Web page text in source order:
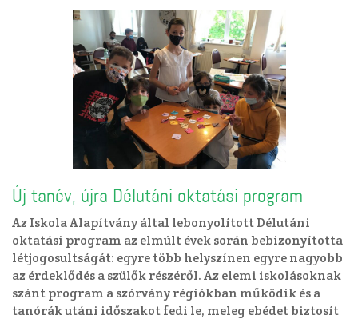
Új tanév, újra Délutáni oktatási program
Az Iskola Alapítvány által lebonyolított Délutáni
oktatási program az elmúlt évek során bebizonyította
létjogosultságát: egyre több helyszínen egyre nagyobb
az érdeklődés a szülők részéről. Az elemi iskolásoknak
szánt program a szórvány régiókban működik és a
tanórák utáni időszakot fedi le, meleg ebédet biztosít